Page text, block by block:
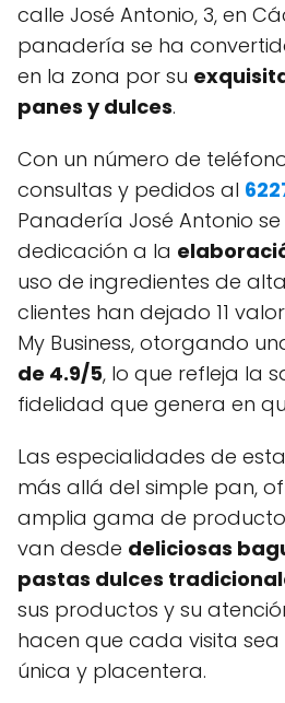
calle José Antonio, 3, en
panadería se ha
en la zona por su
panes y dulces.
Con un número de
consultas y pedidos al
Panadería José Antonio
dedicación a la
uso de ingredientes de
clientes han dejado 11
My Business, otorgando
de 4.9/5, lo que refleja la
fidelidad que genera en
Las especialidades de
más allá del simple pan,
amplia gama de
van desde deliciosas
pastas dulces
sus productos y su
hacen que cada visita sea
única y placentera.